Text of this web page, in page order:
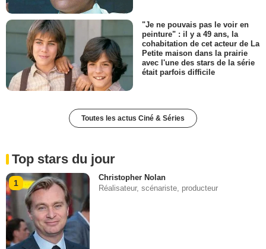
"Je ne pouvais pas le voir en
peinture" : il y a 49 ans, la
cohabitation de cet acteur de La
Petite maison dans la prairie
avec l'une des stars de la série
était parfois difficile
Toutes les actus Ciné & Séries
Top stars du jour
1
Christopher Nolan
Réalisateur, scénariste, producteur